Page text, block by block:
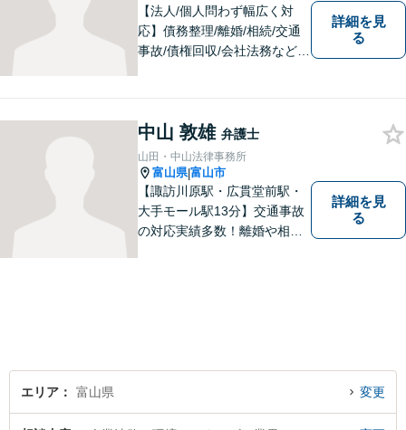
【法人/個人問わず幅広く対
応】債務整理/離婚/相続/交通
事故/債権回収/会社法務など幅
ますので、ぜひ一度ご相談く
ださい。【JR「砺波駅」10
分】
詳細を見
る
中山 敦雄 弁護士
山田・中山法律事務所
富山県|富山市
【諏訪川原駅・広貫堂前駅・
大手モール駅13分】交通事故
の対応実績多数！離婚や相続
詳細を見
る
エリア 富山県 変更